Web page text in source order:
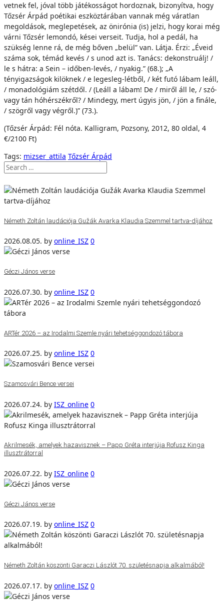
vetnek fel, jóval több játékosságot hordoznak, bizonyítva, hogy
Tőzsér Árpád poétikai eszköztárában vannak még váratlan
megoldások, meglepetések, az önirónia (is) jelzi, hogy korai még
várni Tőzsér lemondó, kései verseit. Tudja, hol a pedál, ha
szükség lenne rá, de még bőven „belül” van. Látja. Érzi: „Éveid
száma sok, témád kevés / s unod azt is. Tanács: dekonstruálj! /
le s hátra: a Sein – időben-levés, / nyakig.” (68.); „A
tényigazságok kilöknek / e legesleg-létből, / két futó lábam leáll,
/ monadológiám szétdől. / (Leáll a lábam! De / miről áll le, / szó-
vagy tán hóhérszékről? / Mindegy, mert úgyis jön, / jön a finále,
/ szögről vagy végről.)” (73.).
(Tőzsér Árpád: Fél nóta. Kalligram, Pozsony, 2012, 80 oldal, 4
€/2100 Ft)
Tags: mizser_attila Tőzsér Árpád
Németh Zoltán laudációja Gužák Avarka Klaudia Szemmel tartva-díjához
2026.08.05. by online_ISZ 0
Géczi János verse
2026.07.30. by online_ISZ 0
ARTér 2026 – az Irodalmi Szemle nyári tehetséggondozó tábora
2026.07.25. by online_ISZ 0
Szamosvári Bence versei
2026.07.24. by ISZ_online 0
Akrilmesék, amelyek hazavisznek – Papp Gréta interjúja Rofusz Kinga
illusztrátorral
2026.07.22. by ISZ_online 0
Géczi János verse
2026.07.19. by online_ISZ 0
Németh Zoltán köszönti Garaczi Lászlót 70. születésnapja alkalmából!
2026.07.17. by online_ISZ 0